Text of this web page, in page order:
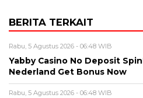
BERITA TERKAIT
Rabu, 5 Agustus 2026 - 06:48 WIB
Yabby Casino No Deposit
Nederland Get Bonus Now
Rabu, 5 Agustus 2026 - 06:48 WIB